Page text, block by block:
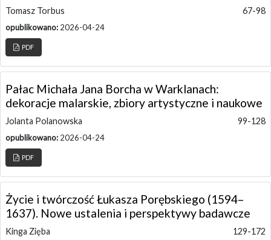
Tomasz Torbus 67-98
opublikowano: 2026-04-24
PDF
Pałac Michała Jana Borcha w Warklanach:
dekoracje malarskie, zbiory artystyczne i naukowe
Jolanta Polanowska 99-128
opublikowano: 2026-04-24
PDF
Życie i twórczość Łukasza Porębskiego (1594–
1637). Nowe ustalenia i perspektywy badawcze
Kinga Zięba 129-172